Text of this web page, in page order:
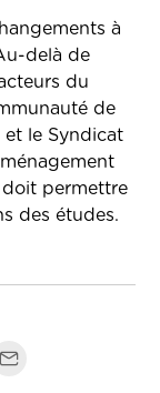
à
delà de
du
de
et le Syndicat
doit permettre
des études.